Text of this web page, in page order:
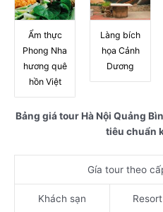
Ẩm thực
Phong Nha
hương quê
hồn Việt
Làng bích
họa Cảnh
Dương
Bảng giá tour Hà Nội Quảng
tiêu chuẩn
Gía tour theo
Khách sạn